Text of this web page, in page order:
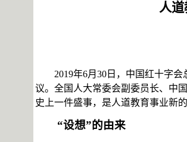
人道
2019年6月30日，中国红十字
议。全国人大常委会副委员长、中
史上一件盛事，是人道教育事业新
“设想”的由来